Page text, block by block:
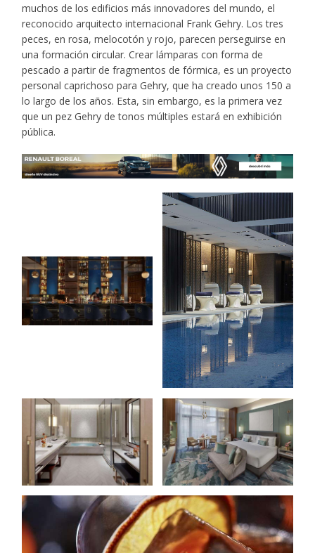
muchos de los edificios más innovadores del mundo, el
reconocido arquitecto internacional Frank Gehry. Los tres
peces, en rosa, melocotón y rojo, parecen perseguirse en
una formación circular. Crear lámparas con forma de
pescado a partir de fragmentos de fórmica, es un proyecto
personal caprichoso para Gehry, que ha creado unos 150 a
lo largo de los años. Esta, sin embargo, es la primera vez
que un pez Gehry de tonos múltiples estará en exhibición
pública.